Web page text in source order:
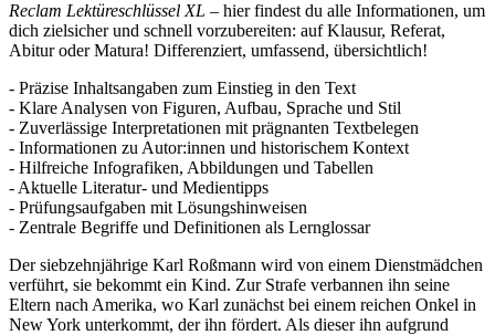
Reclam Lektüreschlüssel XL – hier findest du alle Informationen, um
dich zielsicher und schnell vorzubereiten: auf Klausur, Referat,
Abitur oder Matura! Differenziert, umfassend, übersichtlich!
- Präzise Inhaltsangaben zum Einstieg in den Text
- Klare Analysen von Figuren, Aufbau, Sprache und Stil
- Zuverlässige Interpretationen mit prägnanten Textbelegen
- Informationen zu Autor:innen und historischem Kontext
- Hilfreiche Infografiken, Abbildungen und Tabellen
- Aktuelle Literatur- und Medientipps
- Prüfungsaufgaben mit Lösungshinweisen
- Zentrale Begriffe und Definitionen als Lernglossar
Der siebzehnjährige Karl Roßmann wird von einem Dienstmädchen
verführt, sie bekommt ein Kind. Zur Strafe verbannen ihn seine
Eltern nach Amerika, wo Karl zunächst bei einem reichen Onkel in
New York unterkommt, der ihn fördert. Als dieser ihn aufgrund